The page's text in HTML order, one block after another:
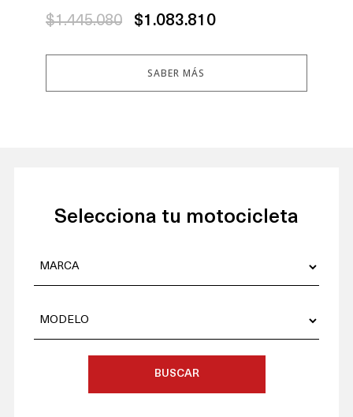
$1.445.080 $1.083.810
SABER MÁS
Selecciona tu motocicleta
BUSCAR